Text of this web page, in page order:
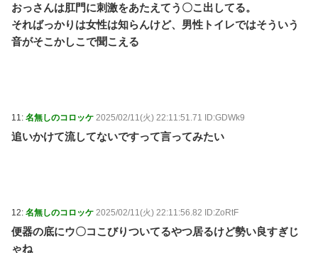
おっさんは肛門に刺激をあたえてう〇こ出してる。
そればっかりは女性は知らんけど、男性トイレではそういう
音がそこかしこで聞こえる
11: 名無しのコロッケ 2025/02/11(火) 22:11:51.71 ID:GDWk9
追いかけて流してないですって言ってみたい
12: 名無しのコロッケ 2025/02/11(火) 22:11:56.82 ID:ZoRtF
便器の底にウ〇コこびりついてるやつ居るけど勢い良すぎじ
ゃね